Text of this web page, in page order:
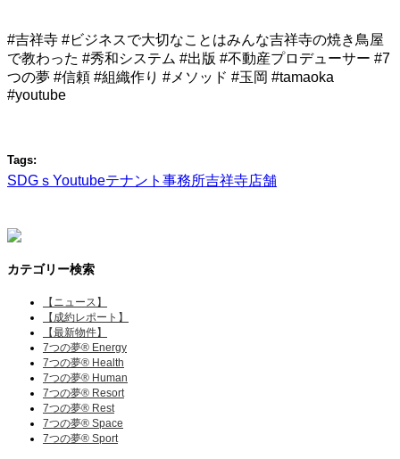
#吉祥寺 #ビジネスで大切なことはみんな吉祥寺の焼き鳥屋
で教わった #秀和システム #出版 #不動産プロデューサー #7
つの夢 #信頼 #組織作り #メソッド #玉岡 #tamaoka
#youtube
Tags:
SDGｓ Youtubeテナント 事務所吉祥寺店舗
カテゴリー検索
【ニュース】
【成約レポート】
【最新物件】
7つの夢® Energy
7つの夢® Health
7つの夢® Human
7つの夢® Resort
7つの夢® Rest
7つの夢® Space
7つの夢® Sport